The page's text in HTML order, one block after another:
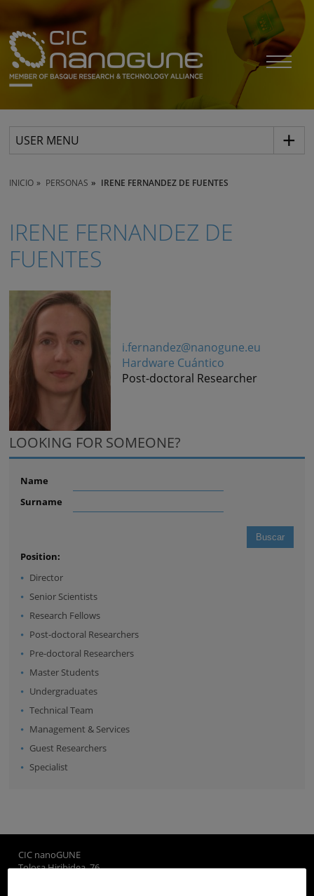
USER MENU
INICIO PERSONAS IRENE FERNANDEZ DE FUENTES
IRENE FERNANDEZ DE
FUENTES
i.fernandez@nanogune.eu
Hardware Cuántico
Post-doctoral Researcher
LOOKING FOR SOMEONE?
Name
Surname
Position:
Director
Senior Scientists
Research Fellows
Post-doctoral Researchers
Pre-doctoral Researchers
Master Students
Undergraduates
Technical Team
Management & Services
Guest Researchers
Specialist
CIC nanoGUNE
Tolosa Hiribidea, 76